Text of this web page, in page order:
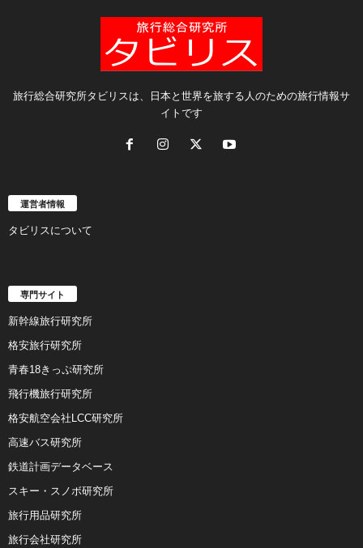
旅行総合研究所タビリスは、日本と世界を旅する人のための旅行情報サ
イトです
運営者情報
タビリスについて
専門サイト
新幹線旅行研究所
格安旅行研究所
青春18きっぷ研究所
飛行機旅行研究所
格安航空会社LCC研究所
高速バス研究所
鉄道計画データベース
スキー・スノボ研究所
旅行用品研究所
旅行会社研究所